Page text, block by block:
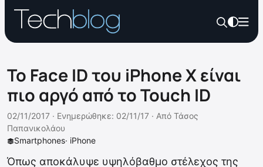
Το Face ID του iPhone X είναι
πιο αργό από το Touch ID
Smartphones· iPhone
02/11/2017 · Ενημερώθηκε: 02/11/17 · Από Τάσος
Παπανικολάου
Όπως αποκάλυψε υψηλόβαθμο στέλεχος της